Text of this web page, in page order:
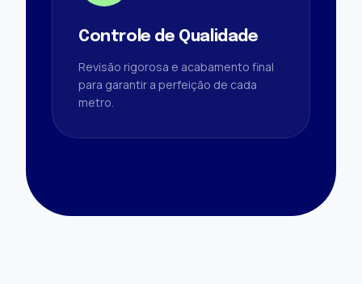
Controle de Qualidade
Revisão rigorosa e acabamento final
para garantir a perfeição de cada
metro.